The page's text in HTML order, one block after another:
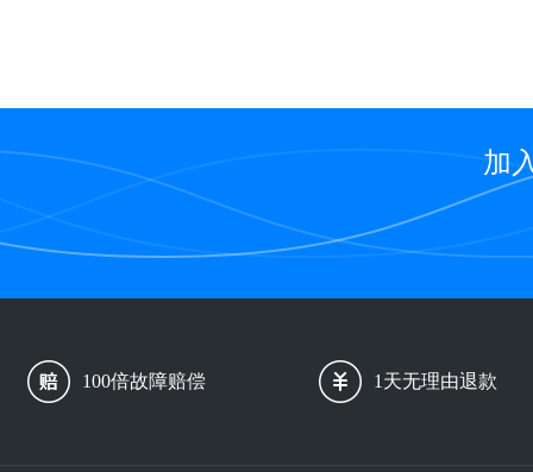
加
100倍故障赔偿 1天无理由退款